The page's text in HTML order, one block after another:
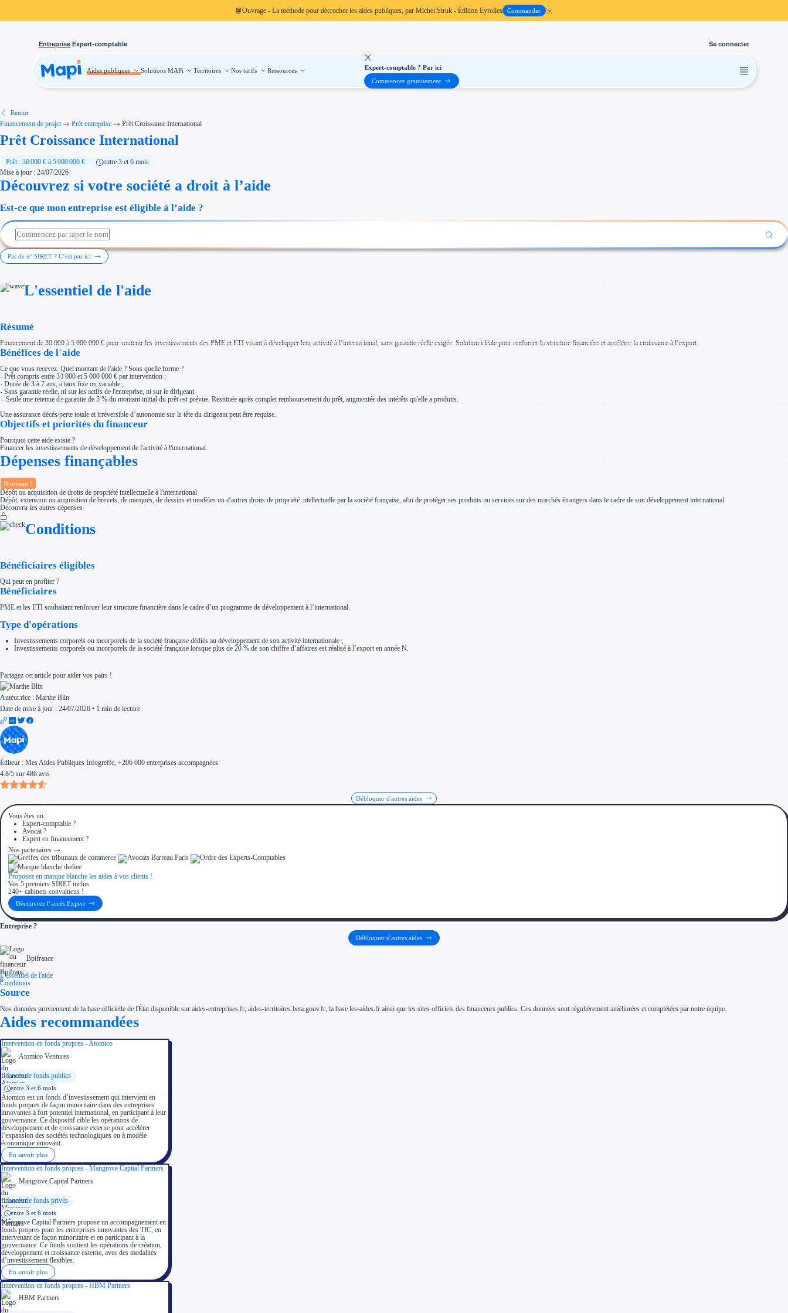
📘Ouvrage - La méthode pour décrocher les aides publiques, par Michel Struk - Édition Eyrolles Commander
Entreprise Expert-comptable Se connecter
Aides publiques Solutions MAPi Territoires Nos tarifs Ressources
Aides publiques
Investissement
Thématiques
Transition écologique
Développement international
Économies d'énergie et d'eau
Étapes de vie
Création d'entreprise
Aides Ressources Humaines
Type de financements
Réduction des coûts
Crédits & réductions d'impôt
Exonération fiscale
Avance remboursable
Aides par organisme financeur
Aides Bpifrance
Tous les financeurs
Solutions MAPi
Simulateur d'éligibilité
Trouvez des idées de dépenses éligibles
Quelles aides pour votre secteur ?
Territoires
Régions de A à H
Aides Région Auvergne-Rhône-Alpes
Aides Région Bourgogne-Franche-Comté
Aides Région Corse
Aides Région Grand-Est
Aides Région Hauts-de-France
Aides Région Mayotte
Aides Région Réunion
Aides Européennes
Nos tarifs
Ressources
Nos partenaires
Contactez-nous
Expert-comptable ? Par ici
Commencez gratuitement
Retour
Financement de projet Prêt entreprise Prêt Croissance International
Prêt Croissance International
Prêt : 30 000 € à 5 000 000 €
entre 3 et 6 mois
Mise à jour : 24/07/2026
Découvrez si votre société a droit à l’aide
Est-ce que mon entreprise est éligible à l’aide ?
Pas de n° SIRET ? C’est par ici
L'essentiel de l'aide
Résumé
Financement de 30 000 à 5 000 000 € pour soutenir les investissements des PME et ETI visant à développer leur activité à l’international, sans garantie réelle exigée. Solution idéale pour renforcer la structure financière et accélérer la croissance à l’export.
Bénéfices de l’aide
Ce que vous recevez. Quel montant de l'aide ? Sous quelle forme ?
- Prêt compris entre 30 000 et 5 000 000 € par intervention ;
- Durée de 3 à 7 ans, à taux fixe ou variable ;
- Sans garantie réelle, ni sur les actifs de l'entreprise, ni sur le dirigeant
- Seule une retenue de garantie de 5 % du montant initial du prêt est prévue. Restituée après complet remboursement du prêt, augmentée des intérêts qu'elle a produits.
Une assurance décès/perte totale et irréversible d’autonomie sur la tête du dirigeant peut être requise.
Objectifs et priorités du financeur
Pourquoi cette aide existe ?
Financer les investissements de développement de l'activité à l'international.
Dépenses finançables
Nouveau !
Dépôt ou acquisition de droits de propriété intellectuelle à l'international
Dépôt, extension ou acquisition de brevets, de marques, de dessins et modèles ou d'autres droits de propriété intellectuelle par la société française, afin de protéger ses produits ou services sur des marchés étrangers dans le cadre de son développement international.
Découvrir les autres dépenses
Conditions
Bénéficiaires éligibles
Qui peut en profiter ?
Bénéficiaires
PME et les ETI souhaitant renforcer leur structure financière dans le cadre d’un programme de développement à l’international.
Type d'opérations
Investissements corporels ou incorporels de la société française dédiés au développement de son activité internationale ;
Investissements corporels ou incorporels de la société française lorsque plus de 20 % de son chiffre d’affaires est réalisé à l’export en année N.
Partagez cet article pour aider vos pairs !
Auteur.rice : Marthe Blin
Date de mise à jour : 24/07/2026 • 1 min de lecture
Éditeur : Mes Aides Publiques Infogreffe , +206 000 entreprises accompagnées
4.8/5 sur 486 avis
Débloquer d'autres aides
Vous êtes un :
Expert-comptable ?
Avocat ?
Expert en financement ?
Nos partenaires
Proposez en marque blanche les aides à vos clients !
Vos 5 premiers SIRET inclus
240+ cabinets convaincus !
Découvrez l’accès Expert
Entreprise ?
Débloquer d'autres aides
Bpifrance
L'essentiel de l'aide
Conditions
Source
Nos données proviennent de la base officielle de l'État disponible sur aides-entreprises.fr, aides-territoires.beta.gouv.fr, la base les-aides.fr ainsi que les sites officiels des financeurs publics. Ces données sont régulièrement améliorées et complétées par notre équipe.
Aides recommandées
Intervention en fonds propres - Atomico
Atomico Ventures
Levée de fonds publics
entre 3 et 6 mois
Atomico est un fonds d’investissement qui intervient en
fonds propres de façon minoritaire dans des entreprises
innovantes à fort potentiel international, en participant à leur
gouvernance. Ce dispositif cible les opérations de
développement et de croissance externe pour accélérer
l’expansion des sociétés technologiques ou à modèle
économique innovant.
En savoir plus
Intervention en fonds propres - Mangrove Capital Partners
Mangrove Capital Partners
Levée de fonds privés
entre 3 et 6 mois
Mangrove Capital Partners propose un accompagnement en
fonds propres pour les entreprises innovantes des TIC, en
intervenant de façon minoritaire et en participant à la
gouvernance. Ce fonds soutient les opérations de création,
développement et croissance externe, avec des modalités
d’investissement flexibles.
En savoir plus
Intervention en fonds propres - HBM Partners
HBM Partners